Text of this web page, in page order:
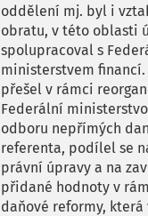
oddělení mj. byl i
obratu, v této oblasti
spolupracoval s
ministerstvem financí.
přešel v rámci
Federální
odboru nepřímých
referenta, podílel se
právní úpravy a na
přidané hodnoty v
daňové reformy,